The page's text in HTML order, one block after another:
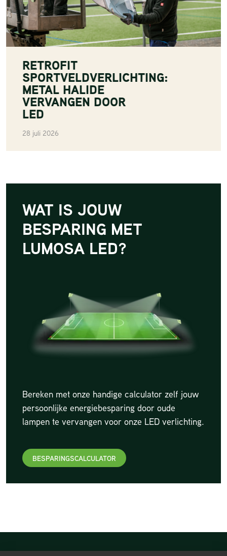
RETROFIT
SPORTVELDVERLICHTING:
METAL HALIDE
VERVANGEN DOOR
LED
28 juli 2026
WAT IS JOUW
BESPARING MET
LUMOSA LED?
Bereken met onze handige calculator zelf jouw
persoonlijke energiebesparing door oude
lampen te vervangen voor onze LED verlichting.
BESPARINGSCALCULATOR